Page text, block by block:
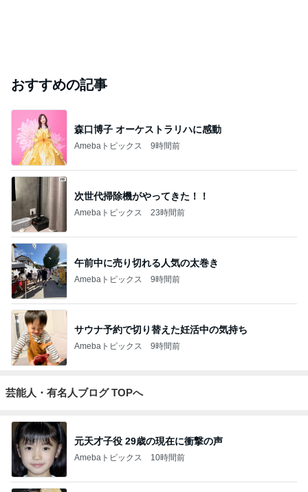
おすすめの記事
森口博子 オーケストラリハに感動
Amebaトピックス 9時間前
次世代掃除機がやってきた！！
Amebaトピックス 23時間前
午前中に売り切れる人気の太巻き
Amebaトピックス 9時間前
サウナ予約で切り替えた妊活中の気持ち
Amebaトピックス 9時間前
芸能人・有名人ブログ TOPへ
元天才子役 29歳の現在に衝撃の声
Amebaトピックス 10時間前